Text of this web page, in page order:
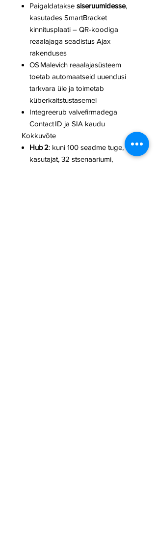
Paigaldatakse siseruumidesse,
kasutades SmartBracket
kinnitusplaati – QR-koodiga
reaalajaga seadistus Ajax
rakenduses
OS Malevich reaalajasüsteem
toetab automaatseid uuendusi
tarkvara üle ja toimetab
küberkaitstustasemel
Integreerub valvefirmadega
Contact ID ja SIA kaudu
Kokkuvõte
Hub 2: kuni 100 seadme tuge, 50
kasutajat, 32 stsenaariumi,